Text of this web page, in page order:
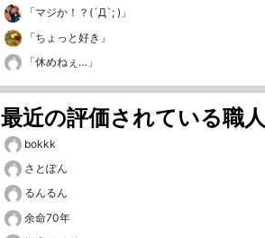
「マジか！？(´Д`; ) 」
「ちょっと好き 」
「休めねぇ… 」
最近の評価されている職人
bokkk
さとぽん
るんるん
余命70年